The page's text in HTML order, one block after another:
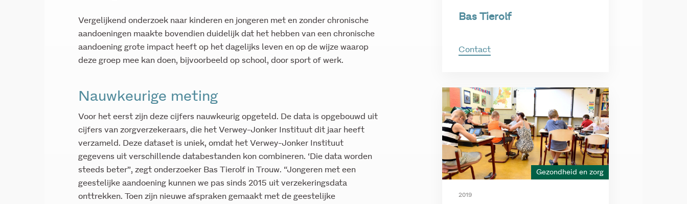
Vergelijkend onderzoek naar kinderen en jongeren met en zonder chronische
aandoeningen maakte bovendien duidelijk dat het hebben van een chronische
aandoening grote impact heeft op het dagelijks leven en op de wijze waarop
deze groep mee kan doen, bijvoorbeeld op school, door sport of werk.
Nauwkeurige meting
Voor het eerst zijn deze cijfers nauwkeurig opgeteld. De data is opgebouwd uit
cijfers van zorgverzekeraars, die het Verwey-Jonker Instituut dit jaar heeft
verzameld. Deze dataset is uniek, omdat het Verwey-Jonker Instituut
gegevens uit verschillende databestanden kon combineren. ‘Die data worden
steeds beter”, zegt onderzoeker Bas Tierolf in Trouw. “Jongeren met een
geestelijke aandoening kunnen we pas sinds 2015 uit verzekeringsdata
onttrekken. Toen zijn nieuwe afspraken gemaakt met de geestelijke
Bas Tierolf
Contact
Gezondheid en zorg
2019